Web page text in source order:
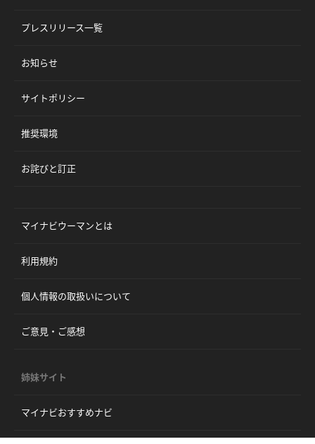
プレスリリース一覧
お知らせ
サイトポリシー
推奨環境
お詫びと訂正
マイナビウーマンとは
利用規約
個人情報の取扱いについて
ご意見・ご感想
姉妹サイト
マイナビおすすめナビ